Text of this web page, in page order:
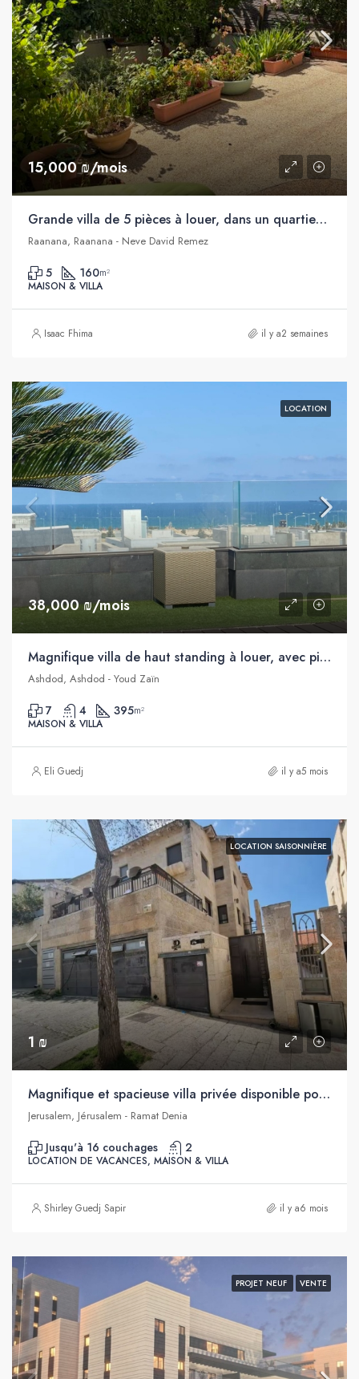
15,000 ₪/mois
Grande villa de 5 pièces à louer, dans un quartier calme de Raanana
Raanana, Raanana - Neve David Remez
5 160m²
MAISON & VILLA
Isaac Fhima il y a2 semaines
LOCATION
38,000 ₪/mois
Magnifique villa de haut standing à louer, avec piscine privée et proche de la mer, entièrement meublée, Youd Zain, Ashdod
Ashdod, Ashdod - Youd Zaïn
7 4 395m²
MAISON & VILLA
Eli Guedj il y a5 mois
LOCATION SAISONNIÈRE
1 ₪
Magnifique et spacieuse villa privée disponible pour les vacances, à louer au cœur de Jérusalem
Jerusalem, Jérusalem - Ramat Denia
Jusqu'à 16 couchages 2
LOCATION DE VACANCES, MAISON & VILLA
Shirley Guedj Sapir il y a6 mois
PROJET NEUF VENTE